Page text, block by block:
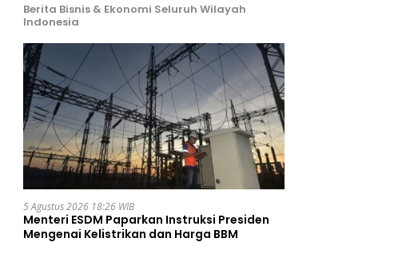
Berita Bisnis & Ekonomi Seluruh Wilayah
Indonesia
5 Agustus 2026 18:26 WIB
Menteri ESDM Paparkan Instruksi Presiden
Mengenai Kelistrikan dan Harga BBM